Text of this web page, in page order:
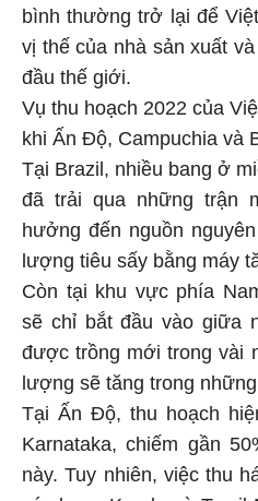
bình thường trở lại để
vị thế của nhà sản xuất
đầu thế giới.
Vụ thu hoạch 2022 của
khi Ấn Độ, Campuchia và
Tại Brazil, nhiều bang ở
đã trải qua những trận
hưởng đến nguồn
lượng tiêu sấy bằng máy
Còn tại khu vực phía
sẽ chỉ bắt đầu vào giữa
được trồng mới trong vài
lượng sẽ tăng trong những
Tại Ấn Độ, thu hoạch
Karnataka, chiếm gần
này. Tuy nhiên, việc thu